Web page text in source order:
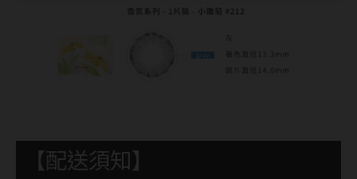
Secret Candy Magic
【配送須知】